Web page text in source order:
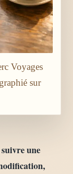
Voyages
sur
une